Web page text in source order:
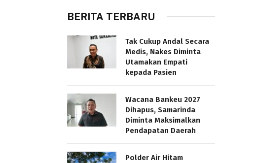
BERITA TERBARU
Tak Cukup Andal Secara
Medis, Nakes Diminta
Utamakan Empati
kepada Pasien
Wacana Bankeu 2027
Dihapus, Samarinda
Diminta Maksimalkan
Pendapatan Daerah
Polder Air Hitam